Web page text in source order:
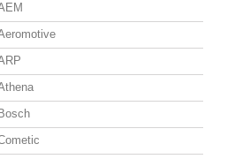
Bosch